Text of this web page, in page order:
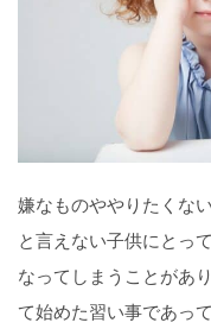
嫌なものややりたくな
と言えない子供にとっ
なってしまうことがあ
て始めた習い事であっ